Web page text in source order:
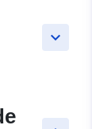
keyboard_arrow_down